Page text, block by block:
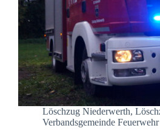
Löschzug Niederwerth,
Verbandsgemeinde Feuerwehr